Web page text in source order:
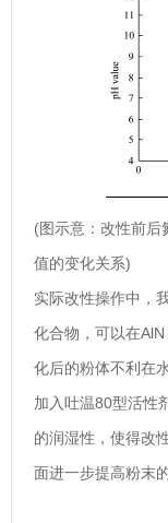
(图示意：改性前后
值的变化关系)
实际改性操作中，
化合物，可以在
化后的粉体不利在
加入吐温80型活性
的润湿性，使得改
面进一步提高粉末